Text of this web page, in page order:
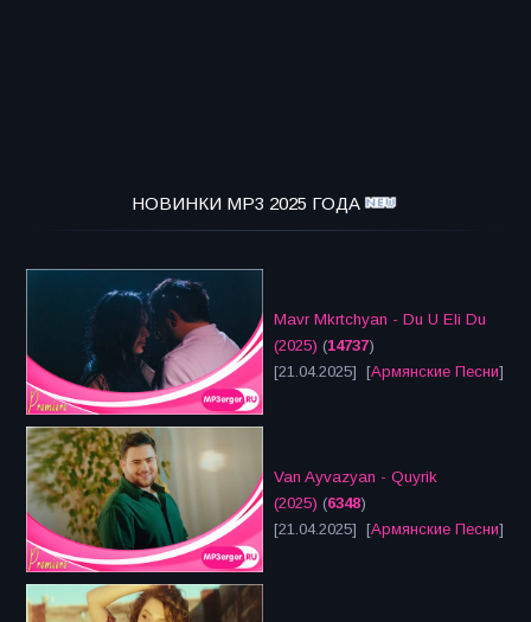
НОВИНКИ MP3 2025 ГОДА
Mavr Mkrtchyan - Du U Eli Du
(2025) (14737)
[21.04.2025] [Армянские Песни]
Van Ayvazyan - Quyrik
(2025) (6348)
[21.04.2025] [Армянские Песни]